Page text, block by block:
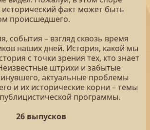
факт может быть
происшедшего.
события – взгляд сквозь время
наших дней. История, какой мы
с точки зрения тех, кто знает
штрихи и забытые
актуальные проблемы
и их исторические корни – темы
программы.
26 выпусков